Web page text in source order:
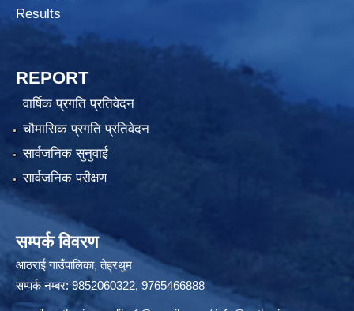
Results
REPORT
वार्षिक प्रगति प्रतिवेदन
चौमासिक प्रगति प्रतिवेदन
सार्वजनिक सुनुवाई
सार्वजनिक परीक्षण
सम्पर्क विवरण
आठराई गाउँपालिका, तेह्रथुम
सम्पर्क नम्बर: 9852060322, 9765466888